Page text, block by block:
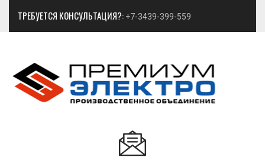
ТРЕБУЕТСЯ КОНСУЛЬТАЦИЯ?: +7-3439-399-559